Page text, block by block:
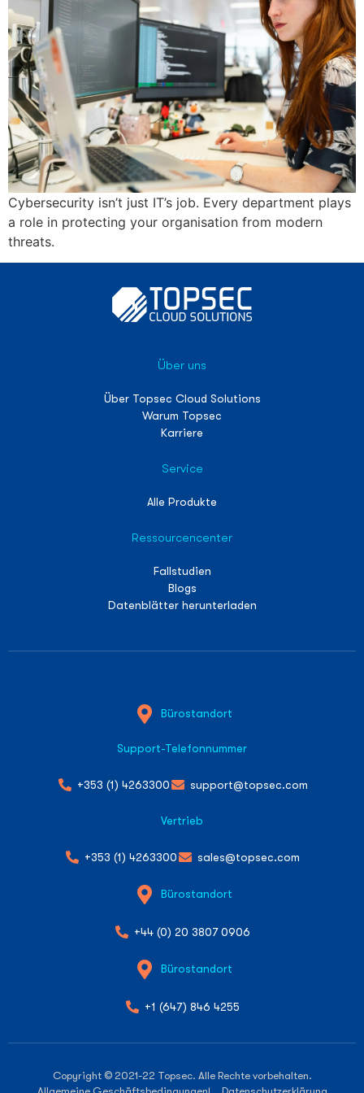
Cybersecurity isn’t just IT’s job. Every department plays
a role in protecting your organisation from modern
threats.
Über uns
Über Topsec Cloud Solutions
Warum Topsec
Karriere
Service
Alle Produkte
Ressourcencenter
Fallstudien
Blogs
Datenblätter herunterladen
Bürostandort
Support-Telefonnummer
+353 (1) 4263300 support@topsec.com
Vertrieb
+353 (1) 4263300 sales@topsec.com
Bürostandort
+44 (0) 20 3807 0906
Bürostandort
+1 (647) 846 4255
Copyright © 2021-22 Topsec. Alle Rechte vorbehalten.